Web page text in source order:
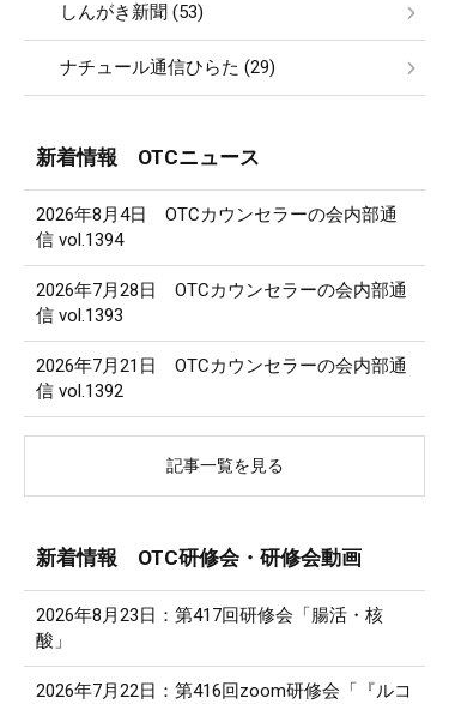
しんがき新聞 (53)
ナチュール通信ひらた (29)
新着情報 OTCニュース
2026年8月4日 OTCカウンセラーの会内部通
信 vol.1394
2026年7月28日 OTCカウンセラーの会内部通
信 vol.1393
2026年7月21日 OTCカウンセラーの会内部通
信 vol.1392
記事一覧を見る
新着情報 OTC研修会・研修会動画
2026年8月23日：第417回研修会「腸活・核
酸」
2026年7月22日：第416回zoom研修会「『ルコ